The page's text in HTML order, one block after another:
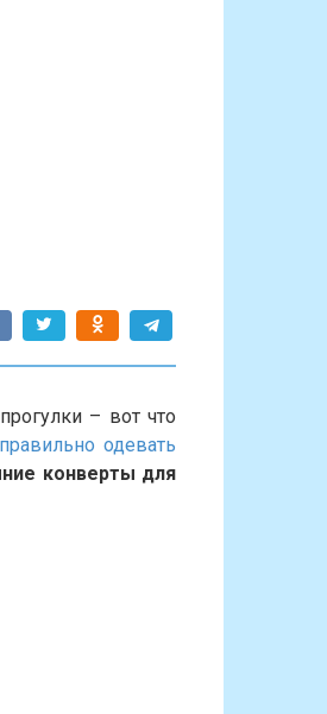
– вот что
одевать
конверты для